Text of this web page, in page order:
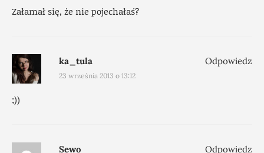
Załamał się, że nie pojechałaś?
ka_tula
23 września 2013 o 13:12
;))
Odpowiedz
Sewo Odpowiedz